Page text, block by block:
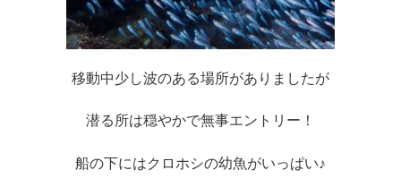
移動中少し波のある場所がありましたが
潜る所は穏やかで無事エントリー！
船の下にはクロホシの幼魚がいっぱい♪